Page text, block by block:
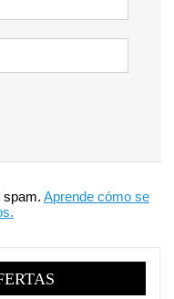
spam. Aprende cómo se